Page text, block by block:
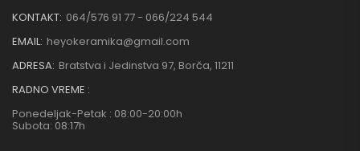
KONTAKT: 064/576 91 77 - 066/224 544
EMAIL: heyokeramika@gmail.com
ADRESA: Bratstva i Jedinstva 97, Borča, 11211
RADNO VREME :
Ponedeljak-Petak : 08:00-20:00h
Subota: 08:17h